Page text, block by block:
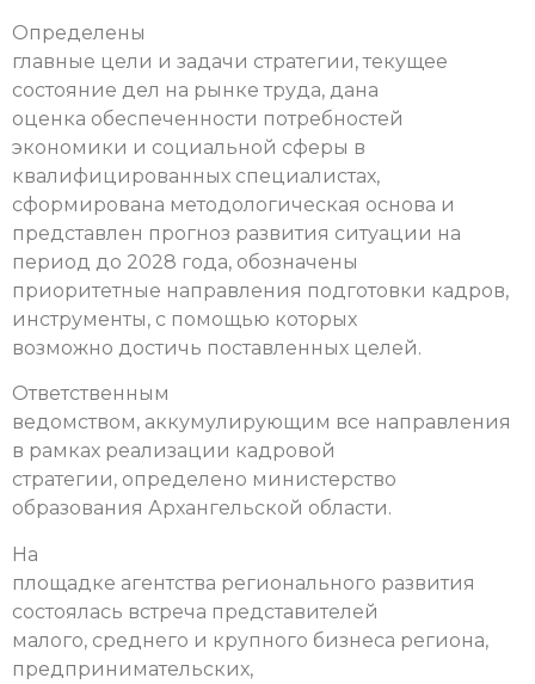
Определены
главные цели и задачи стратегии, текущее
состояние дел на рынке труда, дана
оценка обеспеченности потребностей
экономики и социальной сферы в
квалифицированных специалистах,
сформирована методологическая основа и
представлен прогноз развития ситуации на
период до 2028 года, обозначены
приоритетные направления подготовки кадров,
инструменты, с помощью которых
возможно достичь поставленных целей.
Ответственным
ведомством, аккумулирующим все направления
в рамках реализации кадровой
стратегии, определено министерство
образования Архангельской области.
На
площадке агентства регионального развития
состоялась встреча представителей
малого, среднего и крупного бизнеса региона,
предпринимательских,